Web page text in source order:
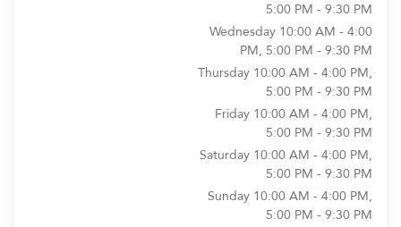
5:00 PM - 9:30 PM
Wednesday10:00 AM - 4:00
PM, 5:00 PM - 9:30 PM
Thursday10:00 AM - 4:00 PM,
5:00 PM - 9:30 PM
Friday10:00 AM - 4:00 PM,
5:00 PM - 9:30 PM
Saturday10:00 AM - 4:00 PM,
5:00 PM - 9:30 PM
Sunday10:00 AM - 4:00 PM,
5:00 PM - 9:30 PM